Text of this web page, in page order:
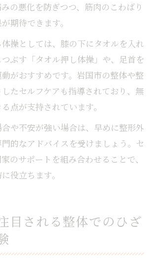
の悪化を防ぎつつ、筋肉のこわばり
期待できます。
操としては、膝の下にタオルを入れ
ぶす「タオル押し体操」や、足首を
がおすすめです。岩国市の整体や整
たセルフケアも指導されており、無
点が支持されています。
や不安が強い場合は、早めに整形外
的なアドバイスを受けましょう。セ
のサポートを組み合わせることで、
役立ちます。
目される整体でのひざ